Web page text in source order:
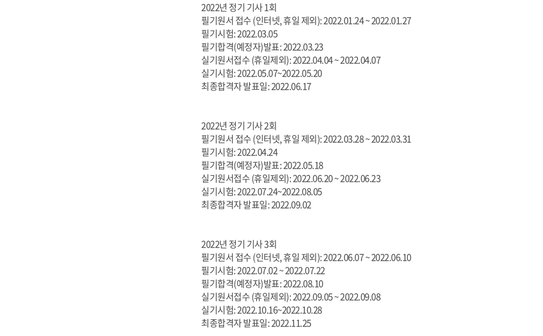
2022년 정기 기사 1회
필기원서 접수 (인터넷, 휴일 제외): 2022.01.24 ~ 2022.01.27
필기시험: 2022.03.05
필기합격(예정자)발표: 2022.03.23
실기원서접수 (휴일제외): 2022.04.04 ~ 2022.04.07
실기시험: 2022.05.07~2022.05.20
최종합격자 발표일: 2022.06.17
2022년 정기 기사 2회
필기원서 접수 (인터넷, 휴일 제외): 2022.03.28 ~ 2022.03.31
필기시험: 2022.04.24
필기합격(예정자)발표: 2022.05.18
실기원서접수 (휴일제외): 2022.06.20 ~ 2022.06.23
실기시험: 2022.07.24~2022.08.05
최종합격자 발표일: 2022.09.02
2022년 정기 기사 3회
필기원서 접수 (인터넷, 휴일 제외): 2022.06.07 ~ 2022.06.10
필기시험: 2022.07.02 ~ 2022.07.22
필기합격(예정자)발표: 2022.08.10
실기원서접수 (휴일제외): 2022.09.05 ~ 2022.09.08
실기시험: 2022.10.16~2022.10.28
최종합격자 발표일: 2022.11.25